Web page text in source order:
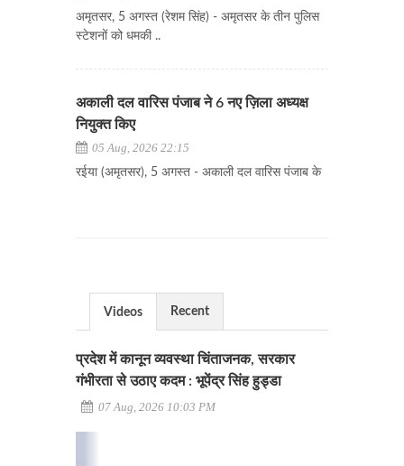
अमृतसर, 5 अगस्त (रेशम सिंह) - अमृतसर के तीन पुलिस
स्टेशनों को धमकी ..
अकाली दल वारिस पंजाब ने 6 नए ज़िला अध्यक्ष
नियुक्त किए
05 Aug, 2026 22:15
रईया (अमृतसर), 5 अगस्त - अकाली दल वारिस पंजाब के
Videos Recent
प्रदेश में कानून व्यवस्था चिंताजनक, सरकार
गंभीरता से उठाए कदम : भूपेंद्र सिंह हुड्डा
07 Aug, 2026 10:03 PM